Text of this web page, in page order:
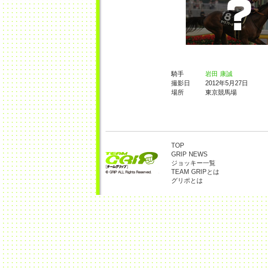
騎手
岩田 康誠
撮影日
2012年5月27日
場所
東京競馬場
TOP
GRIP NEWS
ジョッキー一覧
TEAM GRIPとは
グリポとは